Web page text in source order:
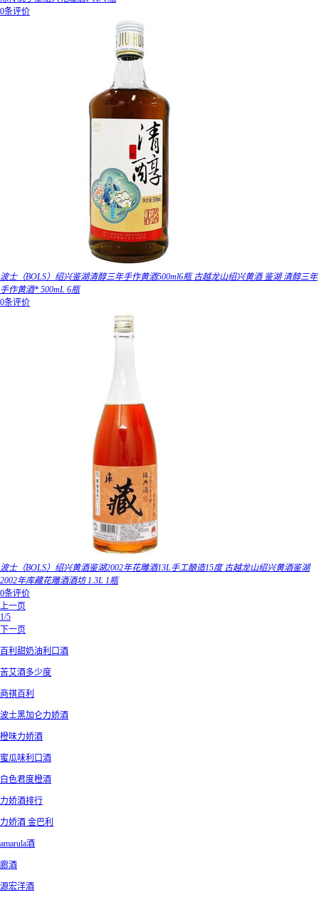
0条评价
波士（BOLS）绍兴鉴湖清醇三年手作黄酒500ml6瓶 古越龙山绍兴黄酒 鉴湖 清醇三年
手作黄酒* 500mL 6瓶
0条评价
波士（BOLS）绍兴黄酒鉴湖2002年花雕酒13L手工酿造15度 古越龙山绍兴黄酒鉴湖
2002年库藏花雕酒酒坊 1.3L 1瓶
0条评价
上一页
1/5
下一页
百利甜奶油利口酒
苦艾酒多少度
商祺百利
波士黑加仑力娇酒
橙味力娇酒
蜜瓜味利口酒
白色君度橙酒
力娇酒排行
力娇酒 金巴利
amarula酒
廊酒
源宏洋酒